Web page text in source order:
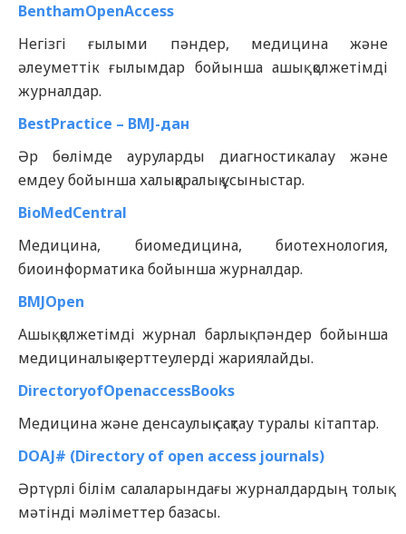
BenthamOpenAccess
Негізгі ғылыми пәндер, медицина және
әлеуметтік ғылымдар бойынша ашық қолжетімді
журналдар.
BestPractice – BMJ-дан
Әр бөлімде ауруларды диагностикалау және
емдеу бойынша халықаралық ұсыныстар.
BioMedCentral
Медицина, биомедицина, биотехнология,
биоинформатика бойынша журналдар.
BMJOpen
Ашық қолжетімді журнал барлық пәндер бойынша
медициналық зерттеулерді жариялайды.
DirectoryofOpenaccessBooks
Медицина және денсаулық сақтау туралы кітаптар.
DOAJ# (Directory of open access journals)
Әртүрлі білім салаларындағы журналдардың толық
мәтінді мәліметтер базасы.